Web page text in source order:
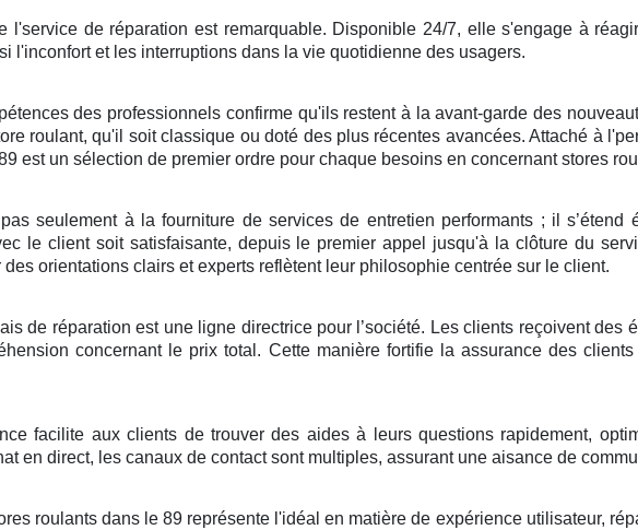
l'service de réparation est remarquable. Disponible 24/7, elle s'engage à
l'inconfort et les interruptions dans la vie quotidienne des usagers.
des professionnels confirme qu'ils restent à la avant-garde des
roulant, qu'il soit classique ou doté des plus récentes avancées. Attaché à
est un sélection de premier ordre pour chaque besoins en concernant stores
seulement à la fourniture de services de entretien performants ; il s’étend
le client soit satisfaisante, depuis le premier appel jusqu'à la clôture du
orientations clairs et experts reflètent leur philosophie centrée sur le client.
de réparation est une ligne directrice pour l’société. Les clients reçoivent des
concernant le prix total. Cette manière fortifie la assurance des
facilite aux clients de trouver des aides à leurs questions rapidement,
en direct, les canaux de contact sont multiples, assurant une aisance de
roulants dans le 89 représente l'idéal en matière de expérience utilisateur,